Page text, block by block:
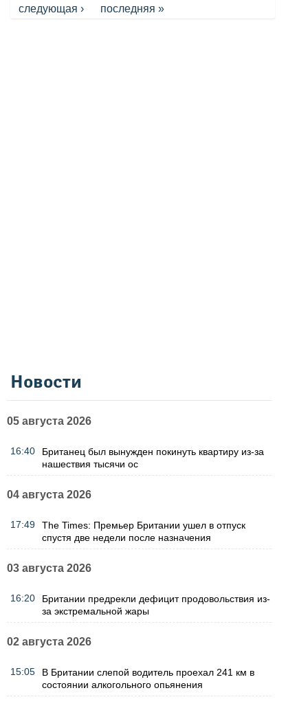
следующая › последняя »
Новости
05 августа 2026
16:40
Британец был вынужден покинуть квартиру из-за
нашествия тысячи ос
04 августа 2026
17:49
The Times: Премьер Британии ушел в отпуск
спустя две недели после назначения
03 августа 2026
16:20
Британии предрекли дефицит продовольствия из-
за экстремальной жары
02 августа 2026
15:05
В Британии слепой водитель проехал 241 км в
состоянии алкогольного опьянения